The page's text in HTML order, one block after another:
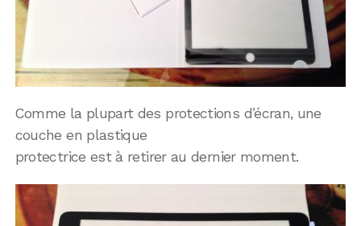
Comme la plupart des protections d’écran, une
couche en plastique
protectrice est à retirer au dernier moment.